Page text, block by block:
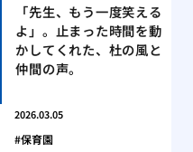
「先生、もう一度笑える
よ」。止まった時間を動
かしてくれた、杜の風と
仲間の声。
2026.03.05
保育園